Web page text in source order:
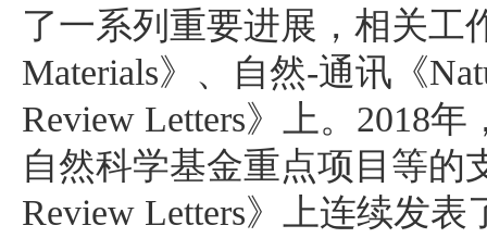
了一系列重要进展，相关工
Materials》、自然-通讯《
Review Letters》上。2018
自然科学基金重点项目等的
Review Letters》上连续发表